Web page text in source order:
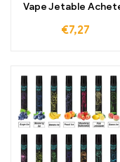
Vape Jetable
€7,27